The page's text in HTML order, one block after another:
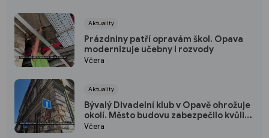
Aktuality
Prázdniny patří opravám škol. Opava
modernizuje učebny i rozvody
Včera
Aktuality
Bývalý Divadelní klub v Opavě ohrožuje
okolí. Město budovu zabezpečilo kvůli
padající omítce
Včera